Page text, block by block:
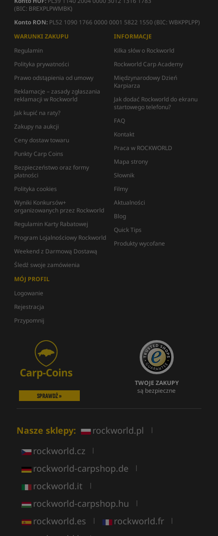
(BIC: BREXPLPWMBK)
Konto RON: PL52 1090 1766 0000 0001 5822 1550 (BIC: WBKPPLPP)
WARUNKI ZAKUPU
Regulamin
Polityka prywatności
Prawo odstąpienia od umowy
Reklamacje – zasady zgłaszania
reklamacji w Rockworld
Jak kupić na raty?
Zakupy na aukcji
Ceny dostaw towaru
Punkty Carp Coins
Bezpieczeństwo oraz formy
płatności
Polityka cookies
Wyniki Konkursów+
organizowanych przez Rockworld
Regulamin Karty Rabatowej
Program Lojalnościowy Rockworld
Weekend z Darmową Dostawą
Śledź swoje zamówienia
INFORMACJE
Kilka słów o Rockworld
Rockworld Carp Academy
Międzynarodowy Dzień
Karpiarza
Jak dodać Rockworld do ekranu
startowego telefonu?
FAQ
Kontakt
Praca w ROCKWORLD
Mapa strony
Słownik
Filmy
Aktualności
Blog
Quick Tips
Produkty wycofane
MÓJ PROFIL
Logowanie
Rejestracja
Przypomnij
SPRAWDŹ »
TWOJE ZAKUPY
są bezpieczne
Nasze sklepy: rockworld.pl |
rockworld.cz |
rockworld-carpshop.de |
rockworld.it |
rockworld-carpshop.hu |
rockworld.es | rockworld.fr |